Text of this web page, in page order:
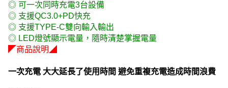
◎ 可一次同時充電3台設備
◎ 支援QC3.0+PD快充
◎ 支援TYPE-C雙向輸入輸出
◎ LED燈號顯示電量，隨時清楚掌握電量
◤商品說明◢
一次充電 大大延長了使用時間 避免重複充電造成時間浪費